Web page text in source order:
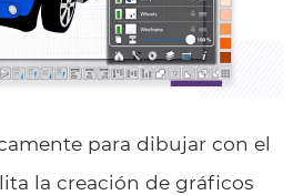
para dibujar con el
la creación de gráficos